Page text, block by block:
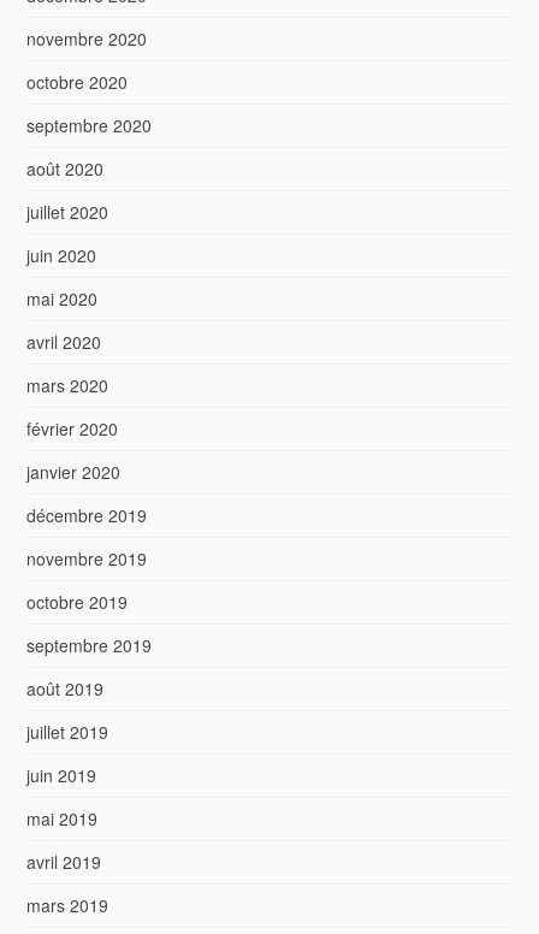
novembre 2020
octobre 2020
septembre 2020
août 2020
juillet 2020
juin 2020
mai 2020
avril 2020
mars 2020
février 2020
janvier 2020
décembre 2019
novembre 2019
octobre 2019
septembre 2019
août 2019
juillet 2019
juin 2019
mai 2019
avril 2019
mars 2019